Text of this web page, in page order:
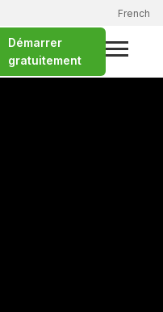
French
Démarrer
gratuitement